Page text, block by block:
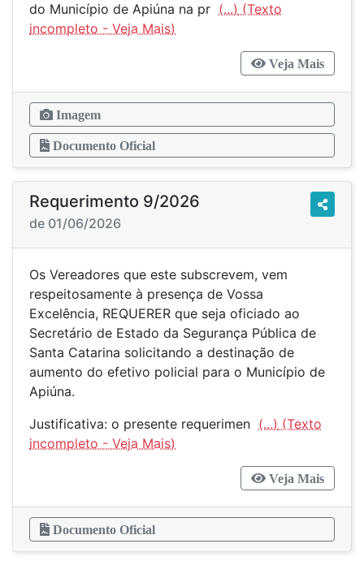
do Município de Apiúna na pr (...)
Veja Mais
Imagem
Documento Oficial
Requerimento 9/2026
de 01/06/2026
Os Vereadores que este subscrevem, vem
respeitosamente à presença de Vossa
Excelência, REQUERER que seja oficiado ao
Secretário de Estado da Segurança Pública de
Santa Catarina solicitando a destinação de
aumento do efetivo policial para o Município de
Apiúna.
Justificativa: o presente requerimen (...)
Veja Mais
Documento Oficial